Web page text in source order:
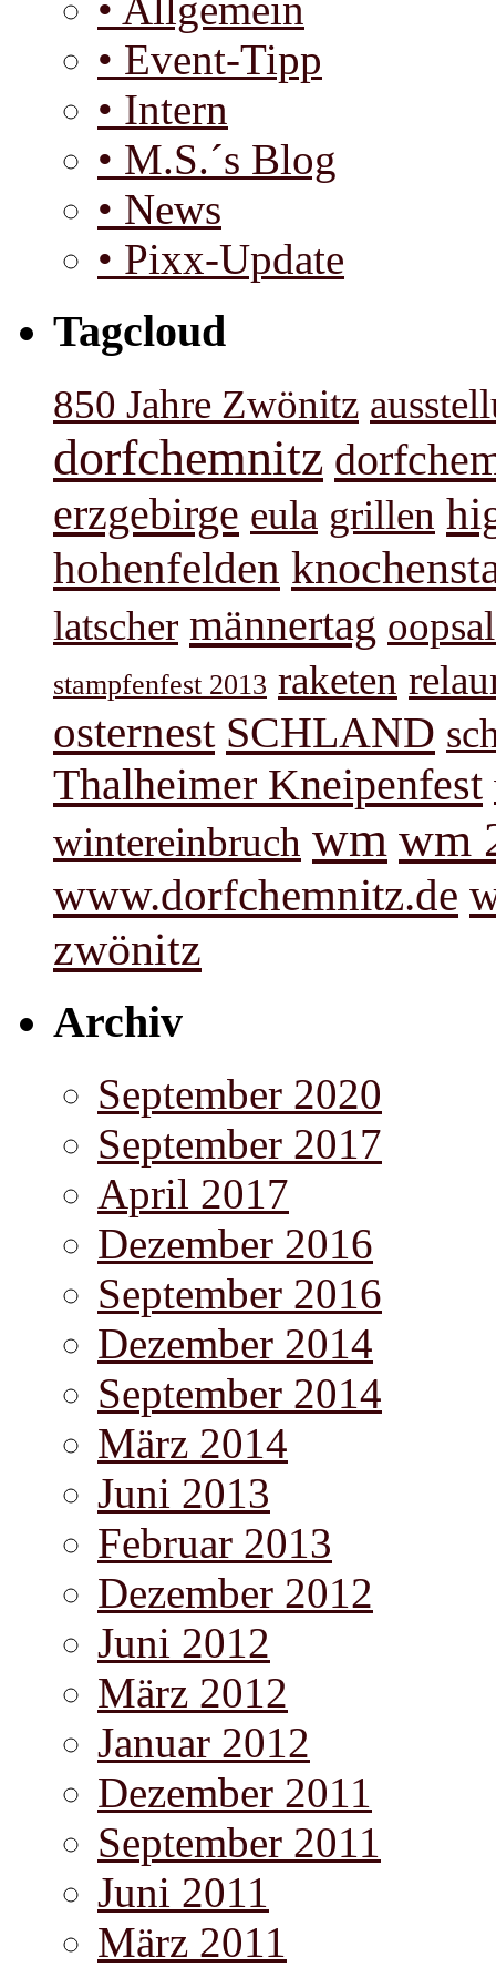
• Allgemein
• Event-Tipp
• Intern
• M.S.´s Blog
• News
• Pixx-Update
Tagcloud
850 Jahre Zwönitz
dorfchemnitz
erzgebirge eula grillen
hohenfelden
latscher männertag
stampfenfest 2013 raketen
osternest SCHLAND
Thalheimer Kneipenfest
wintereinbruch wm wm
www.dorfchemnitz.de
zwönitz
Archiv
September 2020
September 2017
April 2017
Dezember 2016
September 2016
Dezember 2014
September 2014
März 2014
Juni 2013
Februar 2013
Dezember 2012
Juni 2012
März 2012
Januar 2012
Dezember 2011
September 2011
Juni 2011
März 2011